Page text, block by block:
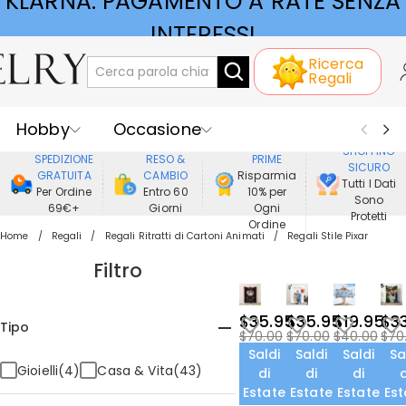
INTERESSI
Ricerca
Regali
Hobby
Occasione
Ricevente
Best Seller
Nuovi
Gioielli
Casa&Vita
Abbigliamento
SPEDIZIONE
GRATUITA
Per Ordine
69€+
RESO &
CAMBIO
Entro 60
Giorni
PRIME
Risparmia
10% per
Ogni
Ordine
SHOPPING
SICURO
Tutti I Dati
Sono
Protetti
Home Regali Regali Ritratti di Cartoni Animati Regali Stile Pixar
Filtro
Tipo
Gioielli(4) Casa & Vita(43)
$35.95
$70.00
Saldi
di
Estate
$35.95
$70.00
Saldi
di
Estate
$19.95
$40.00
Saldi
di
Estate